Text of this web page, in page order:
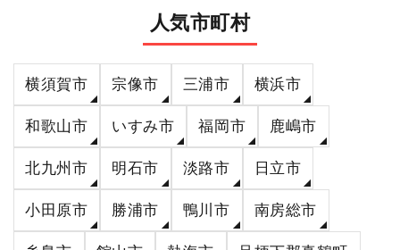
人気市町村
横須賀市 宗像市 三浦市 横浜市
和歌山市 いすみ市 福岡市 鹿嶋市
北九州市 明石市 淡路市 日立市
小田原市 勝浦市 鴨川市 南房総市